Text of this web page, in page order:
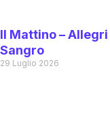
Il Mattino –
Sangro
29 Luglio 2026